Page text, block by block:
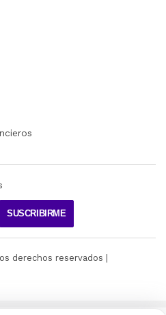
SUSCRIBIRME
derechos reservados |